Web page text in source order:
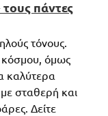
πάντες
τόνους.
κόσμου, όμως
καλύτερα
σταθερή και
Δείτε